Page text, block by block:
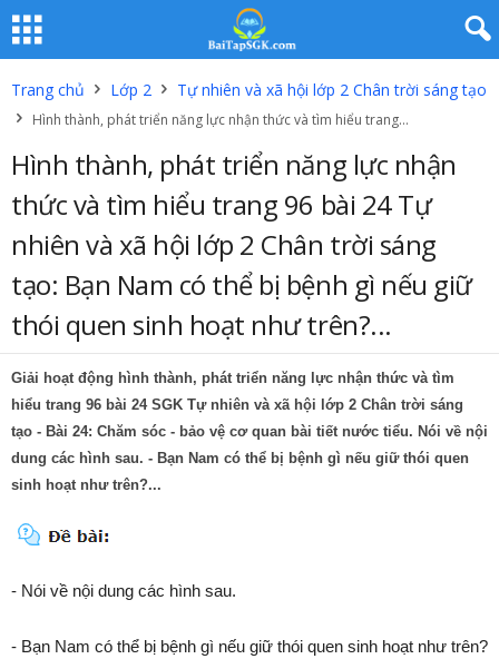
Trang chủ Lớp 2 Tự nhiên và xã hội lớp 2 Chân trời sáng tạo
Hình thành, phát triển năng lực nhận thức và tìm hiểu trang...
Hình thành, phát triển năng lực nhận
thức và tìm hiểu trang 96 bài 24 Tự
nhiên và xã hội lớp 2 Chân trời sáng
tạo: Bạn Nam có thể bị bệnh gì nếu giữ
thói quen sinh hoạt như trên?...
Giải hoạt động hình thành, phát triển năng lực nhận thức và tìm
hiểu trang 96 bài 24 SGK Tự nhiên và xã hội lớp 2 Chân trời sáng
tạo - Bài 24: Chăm sóc - bảo vệ cơ quan bài tiết nước tiểu. Nói về nội
dung các hình sau. - Bạn Nam có thể bị bệnh gì nếu giữ thói quen
sinh hoạt như trên?...
- Nói về nội dung các hình sau.
- Bạn Nam có thể bị bệnh gì nếu giữ thói quen sinh hoạt như trên?